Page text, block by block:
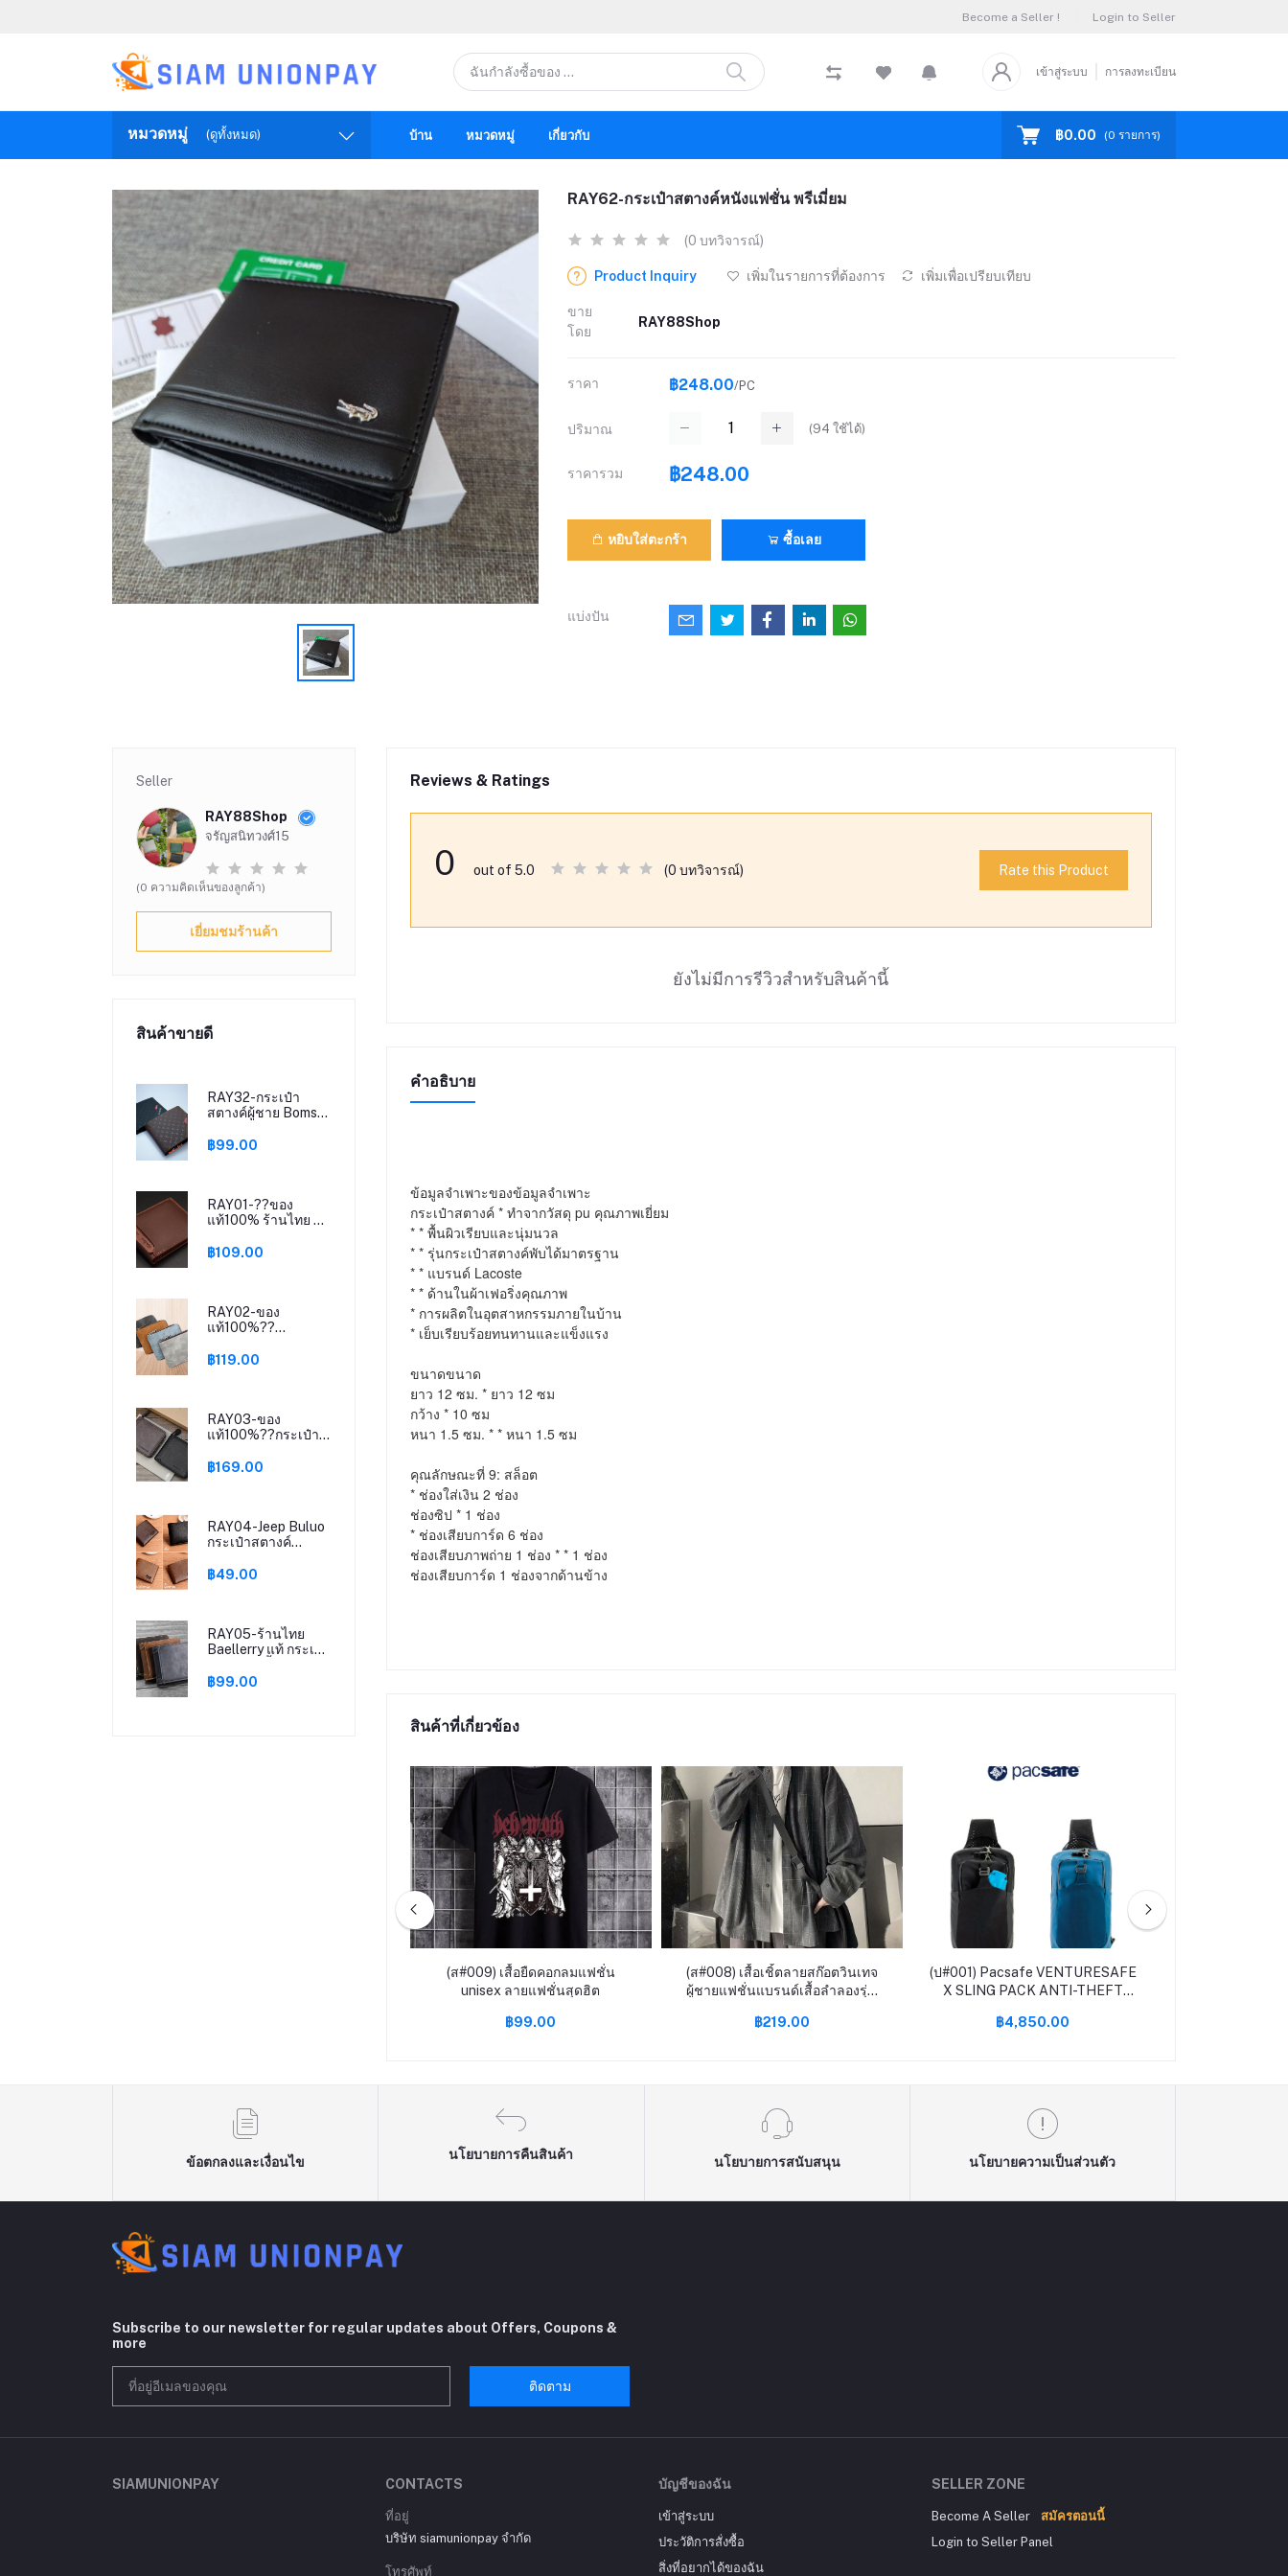
Become a Seller ! Login to Seller
เข้าสู่ระบบ การลงทะเบียน
หมวดหมู่ (ดูทั้งหมด) บ้าน หมวดหมู่ เกี่ยวกับ ฿0.00 (0 รายการ)
RAY62-กระเป๋าสตางค์หนังแฟชั่น พรีเมี่ยม
(0 บทวิจารณ์)
Product Inquiry เพิ่มในรายการที่ต้องการ เพิ่มเพื่อเปรียบเทียบ
ขาย
โดย
RAY88Shop
ราคา ฿248.00/PC
ปริมาณ (94 ใช้ได้)
ราคารวม ฿248.00
หยิบใส่ตะกร้า ซื้อเลย
แบ่งปัน
Seller
RAY88Shop
จรัญสนิทวงศ์15
(0 ความคิดเห็นของลูกค้า)
เยี่ยมชมร้านค้า
สินค้าขายดี
RAY32-กระเป๋า
สตางค์ผู้ชาย Bomshi
010A เฉียงใหญ่
฿99.00
RAY01-??ของ
แท้100% ร้านไทย ส่ง
กระเป๋าสตางค์
฿109.00
RAY02-ของ
แท้100%??
สตางค์ กระเป๋าเงิน
฿119.00
RAY03-ของ
แท้100%??กระเป๋า
ซิปรอบ ผู้ชายใบสั้น
฿169.00
RAY04-Jeep Buluo
กระเป๋าสตางค์
ตังค์ ใบสั้น หนังนิ่ม
฿49.00
RAY05-ร้านไทย
Baellerry แท้ กระเป๋า
สตังค์ท่านชาย P1-17
฿99.00
Reviews & Ratings
0 out of 5.0 (0 บทวิจารณ์) Rate this Product
ยังไม่มีการรีวิวสำหรับสินค้านี้
คำอธิบาย
ข้อมูลจําเพาะของข้อมูลจําเพาะ
กระเป๋าสตางค์ * ทําจากวัสดุ pu คุณภาพเยี่ยม
* * พื้นผิวเรียบและนุ่มนวล
* * รุ่นกระเป๋าสตางค์พับได้มาตรฐาน
* * แบรนด์ Lacoste
* * ด้านในผ้าเฟอริ่งคุณภาพ
* การผลิตในอุตสาหกรรมภายในบ้าน
* เย็บเรียบร้อยทนทานและแข็งแรง
ขนาดขนาด
ยาว 12 ซม. * ยาว 12 ซม
กว้าง * 10 ซม
หนา 1.5 ซม. * * หนา 1.5 ซม
คุณลักษณะที่ 9: สล็อต
* ช่องใส่เงิน 2 ช่อง
ช่องซิป * 1 ช่อง
* ช่องเสียบการ์ด 6 ช่อง
ช่องเสียบภาพถ่าย 1 ช่อง * * 1 ช่อง
ช่องเสียบการ์ด 1 ช่องจากด้านข้าง
สินค้าที่เกี่ยวข้อง
(ส#009) เสื้อยืดคอกลมแฟชั่น
unisex ลายแฟชั่นสุดฮิต
฿99.00
(ส#008) เสื้อเชิ้ตลายสก๊อตวินเทจ
ผู้ชายแฟชั่นแบรนด์เสื้อลําลองรุ่น
฿219.00
(ป#001) Pacsafe VENTURESAFE
X SLING PACK ANTI-THEFT
กระเป๋าคาดอก
฿4,850.00
ข้อตกลงและเงื่อนไข
นโยบายการคืนสินค้า
นโยบายการสนับสนุน นโยบายความเป็นส่วนตัว
Subscribe to our newsletter for regular updates about Offers, Coupons &
more
ติดตาม
SIAMUNIONPAY CONTACTS
ที่อยู่
บริษัท siamunionpay จำกัด
โทรศัพท์
บัญชีของฉัน
เข้าสู่ระบบ
ประวัติการสั่งซื้อ
สิ่งที่อยากได้ของฉัน
SELLER ZONE
Become A Seller
สมัครตอนนี้
Login to Seller Panel